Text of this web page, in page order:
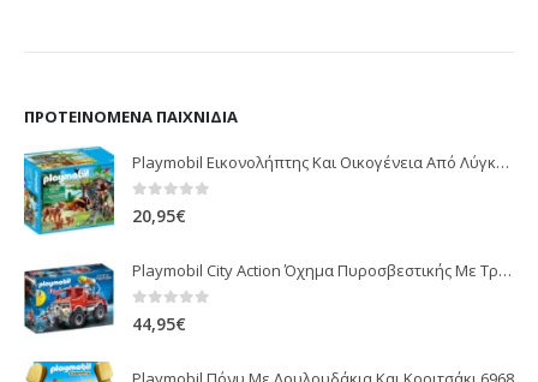
ΠΡΟΤΕΙΝΌΜΕΝΑ ΠΑΙΧΝΊΔΙΑ
Playmobil Εικονολήπτης Και Οικογένεια Από Λύγκες 5561
0 out of 5
20,95€
Playmobil City Action Όχημα Πυροσβεστικής Με Τροχαλία Ρυμούλκησης 9466
0 out of 5
44,95€